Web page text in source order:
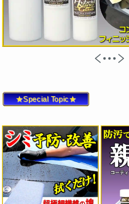
★Special Topic★